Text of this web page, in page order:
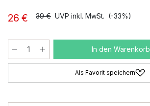
26 € 39 € UVP inkl. MwSt. (-33%)
In den Warenkorb
Als Favorit speichern